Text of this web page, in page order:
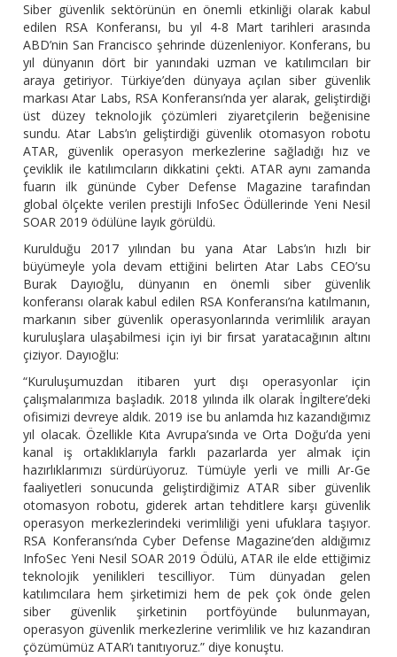
Siber güvenlik sektörünün en önemli etkinliği olarak kabul
edilen RSA Konferansı, bu yıl 4-8 Mart tarihleri arasında
ABD’nin San Francisco şehrinde düzenleniyor. Konferans, bu
yıl dünyanın dört bir yanındaki uzman ve katılımcıları bir
araya getiriyor. Türkiye’den dünyaya açılan siber güvenlik
markası Atar Labs, RSA Konferansı’nda yer alarak, geliştirdiği
üst düzey teknolojik çözümleri ziyaretçilerin beğenisine
sundu. Atar Labs’ın geliştirdiği güvenlik otomasyon robotu
ATAR, güvenlik operasyon merkezlerine sağladığı hız ve
çeviklik ile katılımcıların dikkatini çekti. ATAR aynı zamanda
fuarın ilk gününde Cyber Defense Magazine tarafından
global ölçekte verilen prestijli InfoSec Ödüllerinde Yeni Nesil
SOAR 2019 ödülüne layık görüldü.
Kurulduğu 2017 yılından bu yana Atar Labs’ın hızlı bir
büyümeyle yola devam ettiğini belirten Atar Labs CEO’su
Burak Dayıoğlu, dünyanın en önemli siber güvenlik
konferansı olarak kabul edilen RSA Konferansı’na katılmanın,
markanın siber güvenlik operasyonlarında verimlilik arayan
kuruluşlara ulaşabilmesi için iyi bir fırsat yaratacağının altını
çiziyor. Dayıoğlu:
“Kuruluşumuzdan itibaren yurt dışı operasyonlar için
çalışmalarımıza başladık. 2018 yılında ilk olarak İngiltere’deki
ofisimizi devreye aldık. 2019 ise bu anlamda hız kazandığımız
yıl olacak. Özellikle Kıta Avrupa’sında ve Orta Doğu’da yeni
kanal iş ortaklıklarıyla farklı pazarlarda yer almak için
hazırlıklarımızı sürdürüyoruz. Tümüyle yerli ve milli Ar-Ge
faaliyetleri sonucunda geliştirdiğimiz ATAR siber güvenlik
otomasyon robotu, giderek artan tehditlere karşı güvenlik
operasyon merkezlerindeki verimliliği yeni ufuklara taşıyor.
RSA Konferansı’nda Cyber Defense Magazine’den aldığımız
InfoSec Yeni Nesil SOAR 2019 Ödülü, ATAR ile elde ettiğimiz
teknolojik yenilikleri tescilliyor. Tüm dünyadan gelen
katılımcılara hem şirketimizi hem de pek çok önde gelen
siber güvenlik şirketinin portföyünde bulunmayan,
operasyon güvenlik merkezlerine verimlilik ve hız kazandıran
çözümümüz ATAR’ı tanıtıyoruz.” diye konuştu.